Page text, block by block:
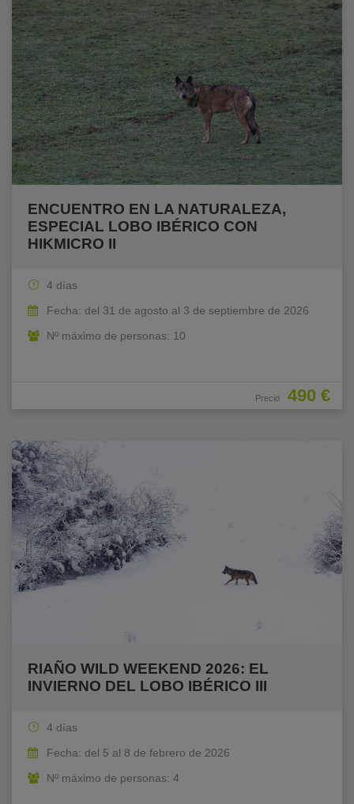
ENCUENTRO EN LA NATURALEZA,
ESPECIAL LOBO IBÉRICO CON
HIKMICRO II
Precio 490 €
4 días
Fecha: del 31 de agosto al 3 de septiembre de 2026
Nº máximo de personas: 10
RIAÑO WILD WEEKEND 2026: EL
INVIERNO DEL LOBO IBÉRICO III
4 días
Fecha: del 5 al 8 de febrero de 2026
Nº máximo de personas: 4